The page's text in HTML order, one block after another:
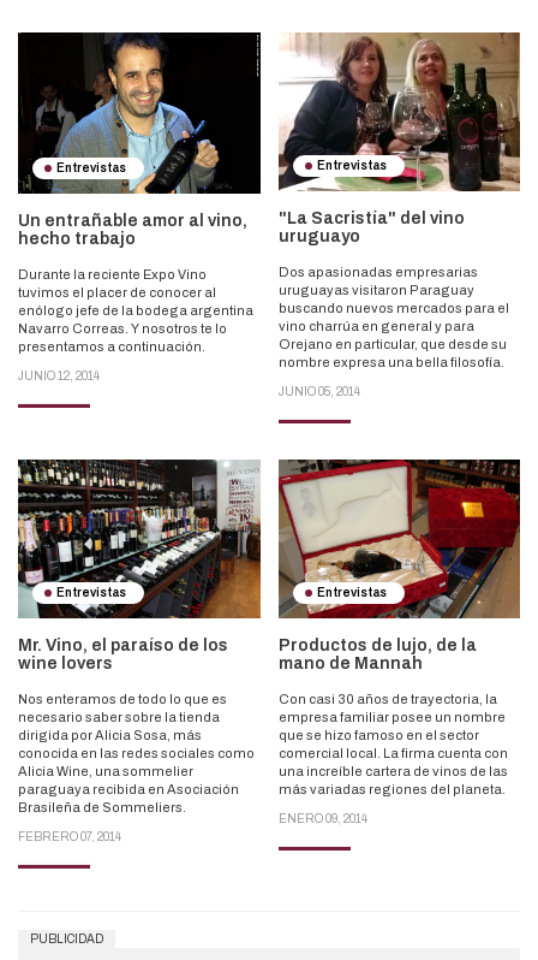
Entrevistas
Un entrañable amor al vino,
hecho trabajo
Durante la reciente Expo Vino
tuvimos el placer de conocer al
enólogo jefe de la bodega argentina
Navarro Correas. Y nosotros te lo
presentamos a continuación.
JUNIO 12, 2014
Entrevistas
"La Sacristía" del vino
uruguayo
Dos apasionadas empresarias
uruguayas visitaron Paraguay
buscando nuevos mercados para el
vino charrúa en general y para
Orejano en particular, que desde su
nombre expresa una bella filosofía.
JUNIO 05, 2014
Entrevistas
Mr. Vino, el paraíso de los
wine lovers
Nos enteramos de todo lo que es
necesario saber sobre la tienda
dirigida por Alicia Sosa, más
conocida en las redes sociales como
Alicia Wine, una sommelier
paraguaya recibida en Asociación
Brasileña de Sommeliers.
FEBRERO 07, 2014
Entrevistas
Productos de lujo, de la
mano de Mannah
Con casi 30 años de trayectoria, la
empresa familiar posee un nombre
que se hizo famoso en el sector
comercial local. La firma cuenta con
una increíble cartera de vinos de las
más variadas regiones del planeta.
ENERO 09, 2014
PUBLICIDAD